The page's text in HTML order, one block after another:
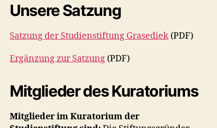
Unsere Satzung
Satzung der Studienstiftung Grasediek (PDF)
Ergänzung zur Satzung (PDF)
Mitglieder des Kuratoriums
Mitglieder im Kuratorium der